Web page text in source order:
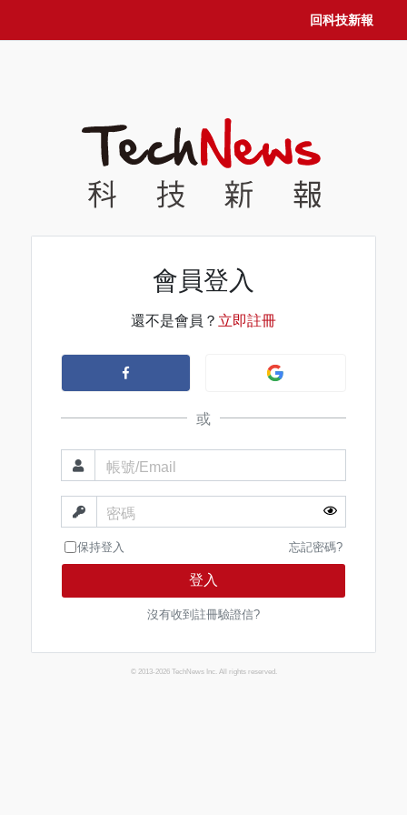
回科技新報
會員登入
還不是會員？ 立即註冊
或
帳號/Email
密碼
保持登入 忘記密碼?
登入
沒有收到註冊驗證信?
© 2013-2026 TechNews Inc. All rights reserved.